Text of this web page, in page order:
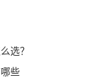
选？
些